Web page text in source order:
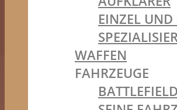
EINZEL
WAFFEN
FAHRZEUGE